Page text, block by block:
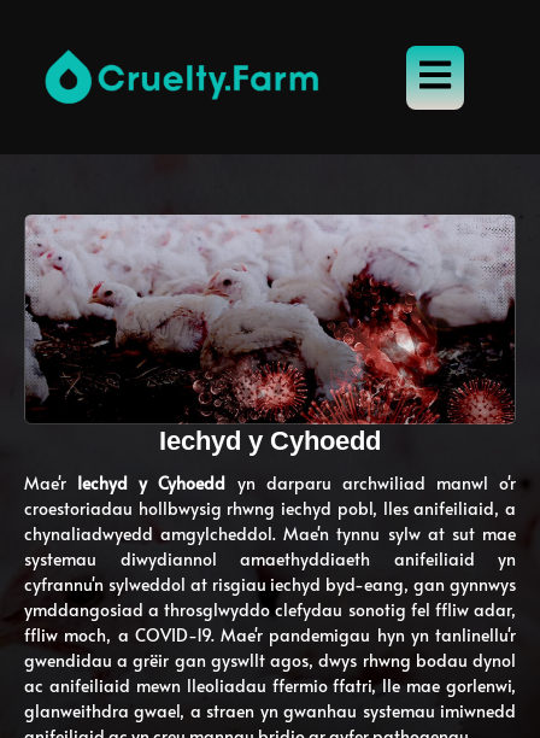
Iechyd y Cyhoedd
Mae'r Iechyd y Cyhoedd yn darparu archwiliad manwl o'r
croestoriadau hollbwysig rhwng iechyd pobl, lles anifeiliaid, a
chynaliadwyedd amgylcheddol. Mae'n tynnu sylw at sut mae
systemau diwydiannol amaethyddiaeth anifeiliaid yn
cyfrannu'n sylweddol at risgiau iechyd byd-eang, gan gynnwys
ymddangosiad a throsglwyddo clefydau sonotig fel ffliw adar,
ffliw moch, a COVID-19. Mae'r pandemigau hyn yn tanlinellu'r
gwendidau a grëir gan gyswllt agos, dwys rhwng bodau dynol
ac anifeiliaid mewn lleoliadau ffermio ffatri, lle mae gorlenwi,
glanweithdra gwael, a straen yn gwanhau systemau imiwnedd